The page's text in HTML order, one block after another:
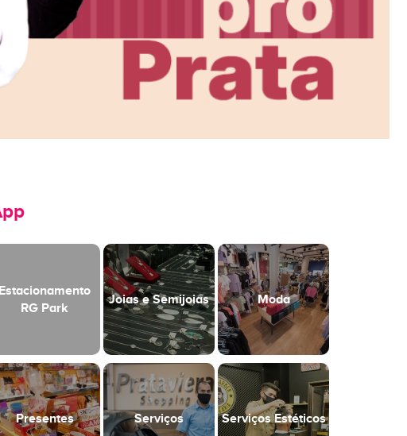
Estacionamento
RG Park
Joias e Semijoias Moda
Presentes Serviços Serviços Estéticos